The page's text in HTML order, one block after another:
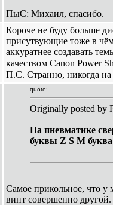
ПыС: Михаил, спасибо.
Короче не буду больше
присутвующие тоже в
аккуратнее создавать
качеством Canon Power
П.С. Странно, никогда на
quote:
Originally posted by
На пневматике
буквы Z S M
Самое прикольное, что у
винт совершенно